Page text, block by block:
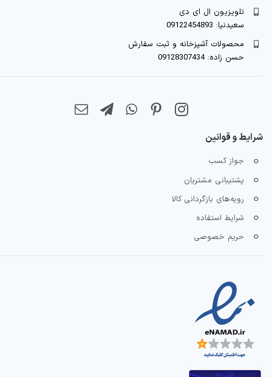
تلویزیون ال ای دی
سعیدنیا: 09122454893
محصولات آشپزخانه و ثبت سفارش
حسن زاده: 09128307434
شرایط و قوانین
جواز کسب
پشتیبانی مشتریان
رویه‌های بازگردانی کالا
شرایط استفاده
حریم خصوصی